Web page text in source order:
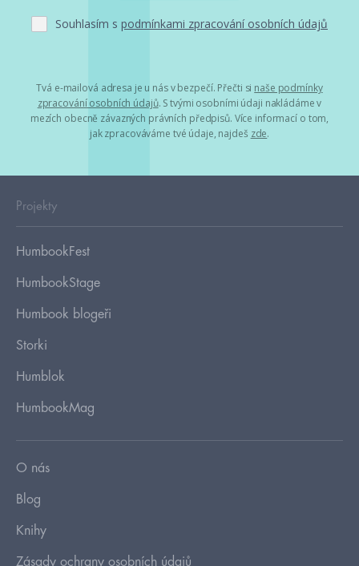
Souhlasím s podmínkami zpracování osobních údajů
Tvá e-mailová adresa je u nás v bezpečí. Přečti si naše podmínky
zpracování osobních údajů. S tvými osobními údaji nakládáme v
mezích obecně závazných právních předpisů. Více informací o tom,
jak zpracováváme tvé údaje, najdeš zde.
Projekty
HumbookFest
HumbookStage
Humbook blogeři
Storki
Humblok
HumbookMag
O nás
Blog
Knihy
Zásady ochrany osobních údajů